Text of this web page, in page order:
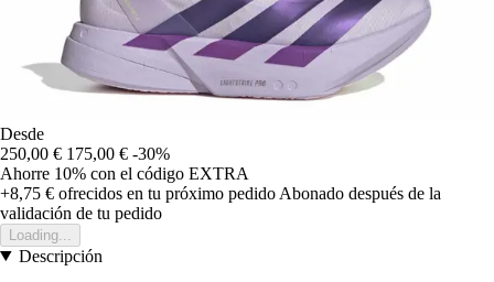
Desde
250,00 € 175,00 € -30%
Ahorre 10% con el código EXTRA
+8,75 € ofrecidos en tu próximo pedido Abonado después de la
validación de tu pedido
Loading...
Descripción